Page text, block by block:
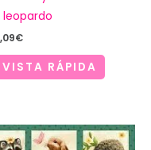
leopardo
€
VISTA RÁPIDA